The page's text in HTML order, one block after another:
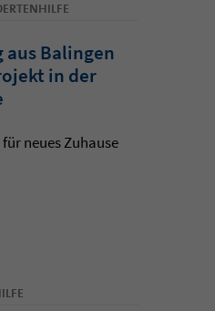
Balingen
in der
neues Zuhause